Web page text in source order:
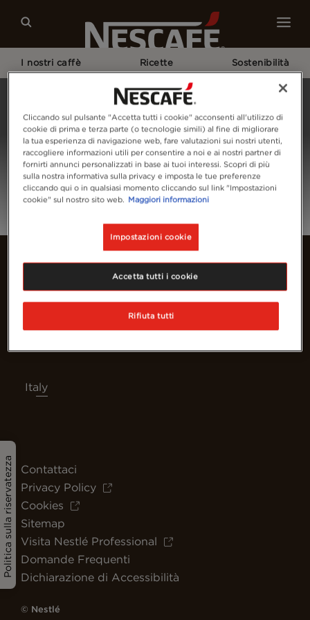
I nostri caffè Ricette Sostenibilità
Politica sulla riservatezza
Italy
Contattaci
Privacy Policy
Cookies
Sitemap
Visita Nestlé Professional
Domande Frequenti
Dichiarazione di Accessibilità
© Nestlé
Cliccando sul pulsante "Accetta tutti i cookie" acconsenti all'utilizzo di
cookie di prima e terza parte (o tecnologie simili) al fine di migliorare
la tua esperienza di navigazione web, fare valutazioni sui nostri utenti,
raccogliere informazioni utili per consentire a noi e ai nostri partner di
fornirti annunci personalizzati in base ai tuoi interessi. Scopri di più
sulla nostra informativa sulla privacy e imposta le tue preferenze
cliccando qui o in qualsiasi momento cliccando sul link "Impostazioni
cookie" sul nostro sito web. Maggiori informazioni
Impostazioni cookie
Rifiuta tutti
Accetta tutti i cookie